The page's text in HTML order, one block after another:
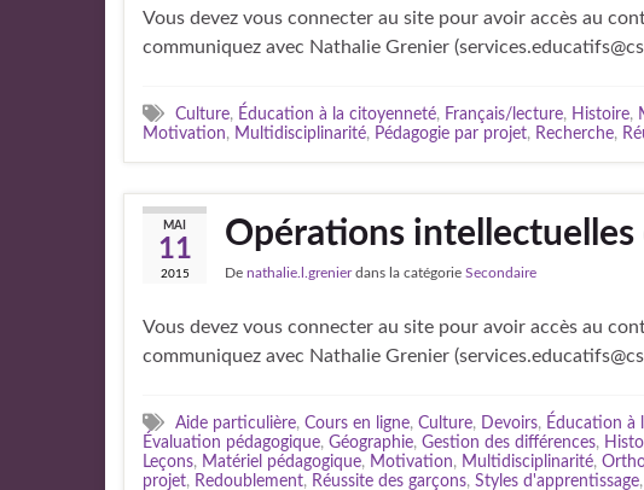
Vous devez vous connecter au site pour avoir accès au
communiquez avec Nathalie Grenier
Culture, Éducation à la citoyenneté, Français/lecture, Histoire,
Motivation, Multidisciplinarité, Pédagogie par projet, Recherche,
MAI
11
2015
Opérations
De nathalie.l.grenierdans la catégorie Secondaire
Vous devez vous connecter au site pour avoir accès au
communiquez avec Nathalie Grenier
Aide particulière, Cours en ligne, Culture, Devoirs, Éducation à
Évaluation pédagogique, Géographie, Gestion des différences,
Leçons, Matériel pédagogique, Motivation, Multidisciplinarité,
projet, Redoublement, Réussite des garçons, Styles d'apprentissage,